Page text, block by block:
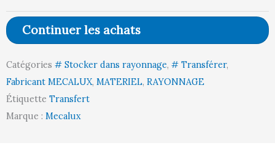
aggloméré
pour
Z
Continuer les achats
Catégories # Stocker dans rayonnage, # Transférer,
Fabricant MECALUX, MATERIEL, RAYONNAGE
Étiquette Transfert
Marque : Mecalux